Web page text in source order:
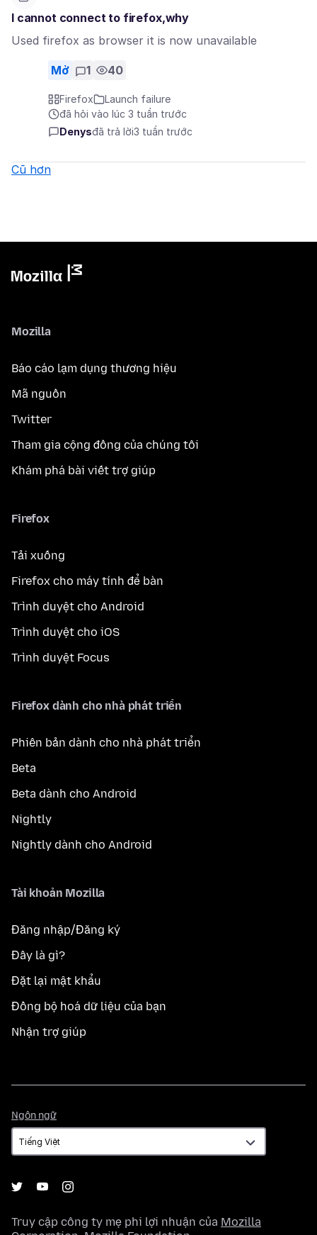
I cannot connect to firefox,why
Used firefox as browser it is now unavailable
Mở 1 40
Firefox
Launch failure
đã hỏi vào lúc 3 tuần trước
Denysđã trả lời3 tuần trước
Cũ hơn
Mozilla
Báo cáo lạm dụng thương hiệu
Mã nguồn
Twitter
Tham gia cộng đồng của chúng tôi
Khám phá bài viết trợ giúp
Firefox
Tải xuống
Firefox cho máy tính để bàn
Trình duyệt cho Android
Trình duyệt cho iOS
Trình duyệt Focus
Firefox dành cho nhà phát triển
Phiên bản dành cho nhà phát triển
Beta
Beta dành cho Android
Nightly
Nightly dành cho Android
Tài khoản Mozilla
Đăng nhập/Đăng ký
Đây là gì?
Đặt lại mật khẩu
Đồng bộ hoá dữ liệu của bạn
Nhận trợ giúp
Ngôn ngữ
ngữ
Truy cập công ty mẹ phi lợi nhuận của Mozilla